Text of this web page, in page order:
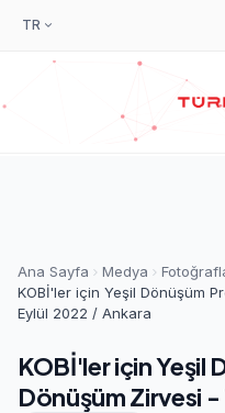
TR
Ana Sayfa Medya
KOBİ'ler için Yeşil Dönüşüm
Eylül 2022 / Ankara
KOBİ'ler için Yeşil
Dönüşüm Zirvesi